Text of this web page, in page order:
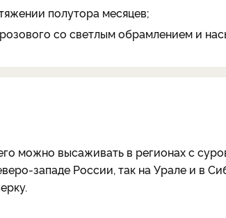
полутора месяцев;
со светлым обрамлением и
можно высаживать в регионах с
западе России, так на Урале и в